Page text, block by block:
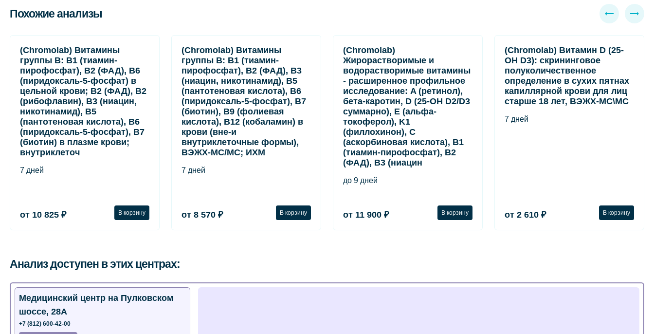
Похожие анализы
(Chromolab) Витамины
группы B: B1 (тиамин-
пирофосфат), B2 (ФАД), B6
(пиридоксаль-5-фосфат) в
цельной крови; B2 (ФАД), B2
(рибофлавин), B3 (ниацин,
никотинамид), B5
(пантотеновая кислота), B6
(пиридоксаль-5-фосфат), B7
(биотин) в плазме крови;
внутриклеточ
7 дней
от 10 825 ₽ В корзину
(Chromolab) Витамины
группы B: B1 (тиамин-
пирофосфат), B2 (ФАД), B3
(ниацин, никотинамид), B5
(пантотеновая кислота), B6
(пиридоксаль-5-фосфат), B7
(биотин), B9 (фолиевая
кислота), B12 (кобаламин) в
крови (вне-и
внутриклеточные формы),
ВЭЖХ-МС/МС; ИХМ
7 дней
от 8 570 ₽ В корзину
(Chromolab)
Жирорастворимые и
водорастворимые витамины
- расширенное профильное
исследование: A (ретинол),
бета-каротин, D (25-OH D2/D3
суммарно), E (альфа-
токоферол), K1
(филлохинон), C
(аскорбиновая кислота), B1
(тиамин-пирофосфат), B2
(ФАД), B3 (ниацин
до 9 дней
от 11 900 ₽ В корзину
(Chromolab) Витамин D (25-
OH D3): скрининговое
полуколичественное
определение в сухих пятнах
капиллярной крови для лиц
старше 18 лет, ВЭЖХ-МС\МС
7 дней
от 2 610 ₽ В корзину
Анализ доступен в этих центрах:
Медицинский центр на Пулковском
шоссе, 28А
+7 (812) 600-42-00